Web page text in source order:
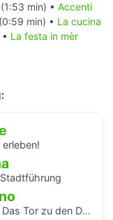
(1:53 min) • Accenti
(0:59 min) • La cucina
La festa in mèr
Tor zu den Dolomiten